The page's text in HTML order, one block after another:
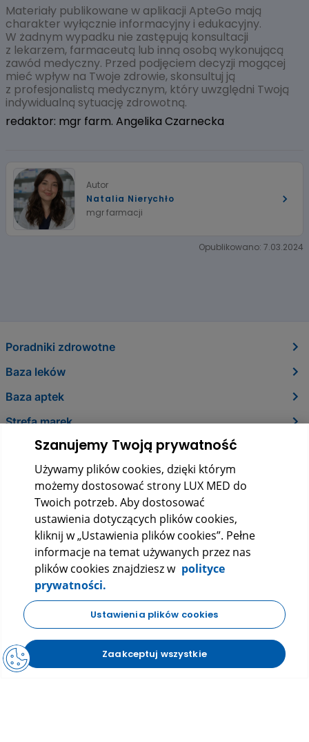
Materiały publikowane w aplikacji ApteGo mają
charakter wyłącznie informacyjny i edukacyjny.
W żadnym wypadku nie zastępują konsultacji
z lekarzem, farmaceutą lub inną osobą wykonującą
zawód medyczny. Przed podjęciem decyzji mogącej
mieć wpływ na Twoje zdrowie, skonsultuj ją
z profesjonalistą medycznym, który uwzględni Twoją
indywidualną sytuację zdrowotną.
redaktor: mgr farm. Angelika Czarnecka
Autor
Natalia Nierychło
mgr farmacji
Opublikowano: 7.03.2024
Poradniki zdrowotne
Baza leków
Baza aptek
Strefa marek
O nas
Kontakt
LUX MED Sp. z o.o.
ul. Szturmowa 2, 02-678 Warszawa
KRS: 0000265353
NIP: 5272523080
REGON: 140723603
Szanujemy Twoją prywatność
Używamy plików cookies, dzięki którym
możemy dostosować strony LUX MED do
Twoich potrzeb. Aby dostosować
ustawienia dotyczących plików cookies,
kliknij w „Ustawienia plików cookies”. Pełne
informacje na temat używanych przez nas
plików cookies znajdziesz w polityce
prywatności.
Ustawienia plików cookies
Zaakceptuj wszystkie